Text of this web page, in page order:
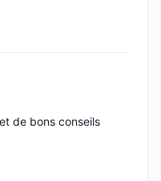
de bons conseils